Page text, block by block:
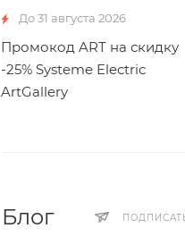
До 31 августа 2026
Промокод ART на скидку
-25% Systeme Electric
ArtGallery
Блог